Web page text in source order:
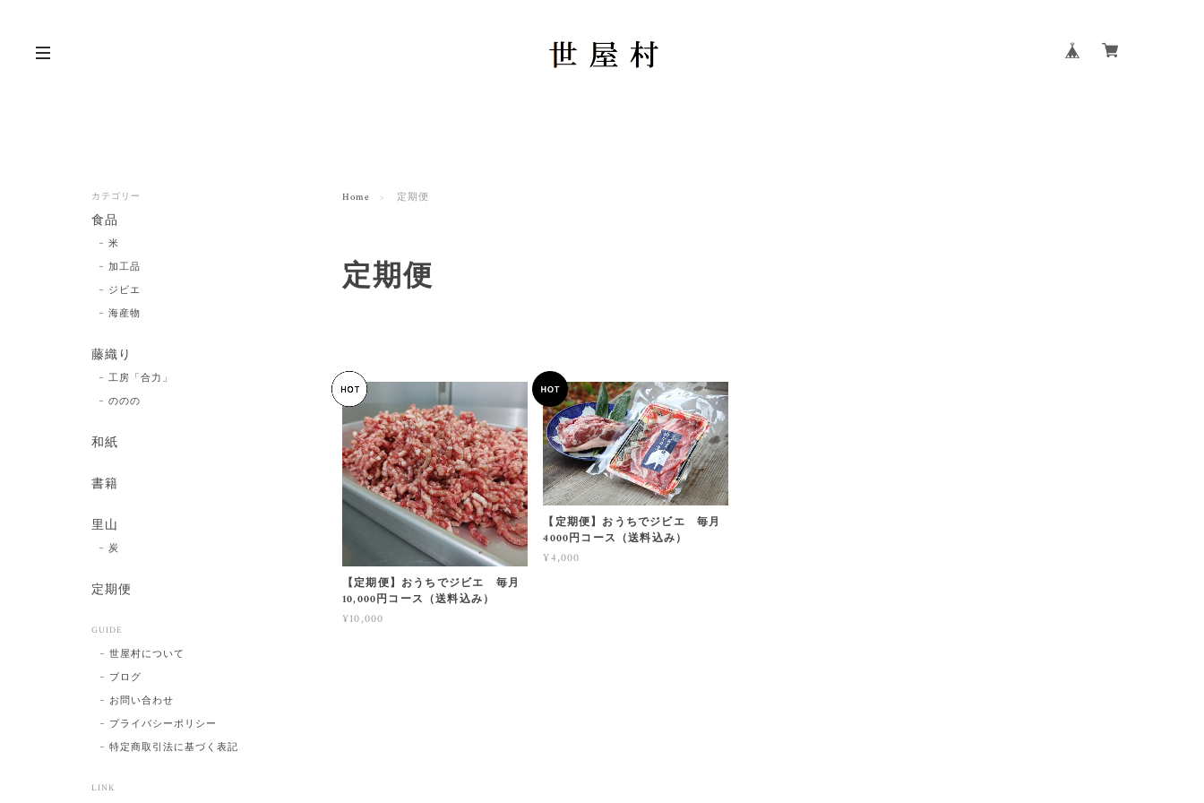
Home 定期便
定期便
【定期便】おうちでジビエ 毎月
10,000円コース（送料込み）
¥10,000
【定期便】おうちでジビエ 毎月
4000円コース（送料込み）
¥4,000
カテゴリー
食品
米
加工品
ジビエ
海産物
藤織り
工房「合力」
ののの
和紙
書籍
里山
炭
定期便
GUIDE
世屋村について
ブログ
お問い合わせ
プライバシーポリシー
特定商取引法に基づく表記
LINK